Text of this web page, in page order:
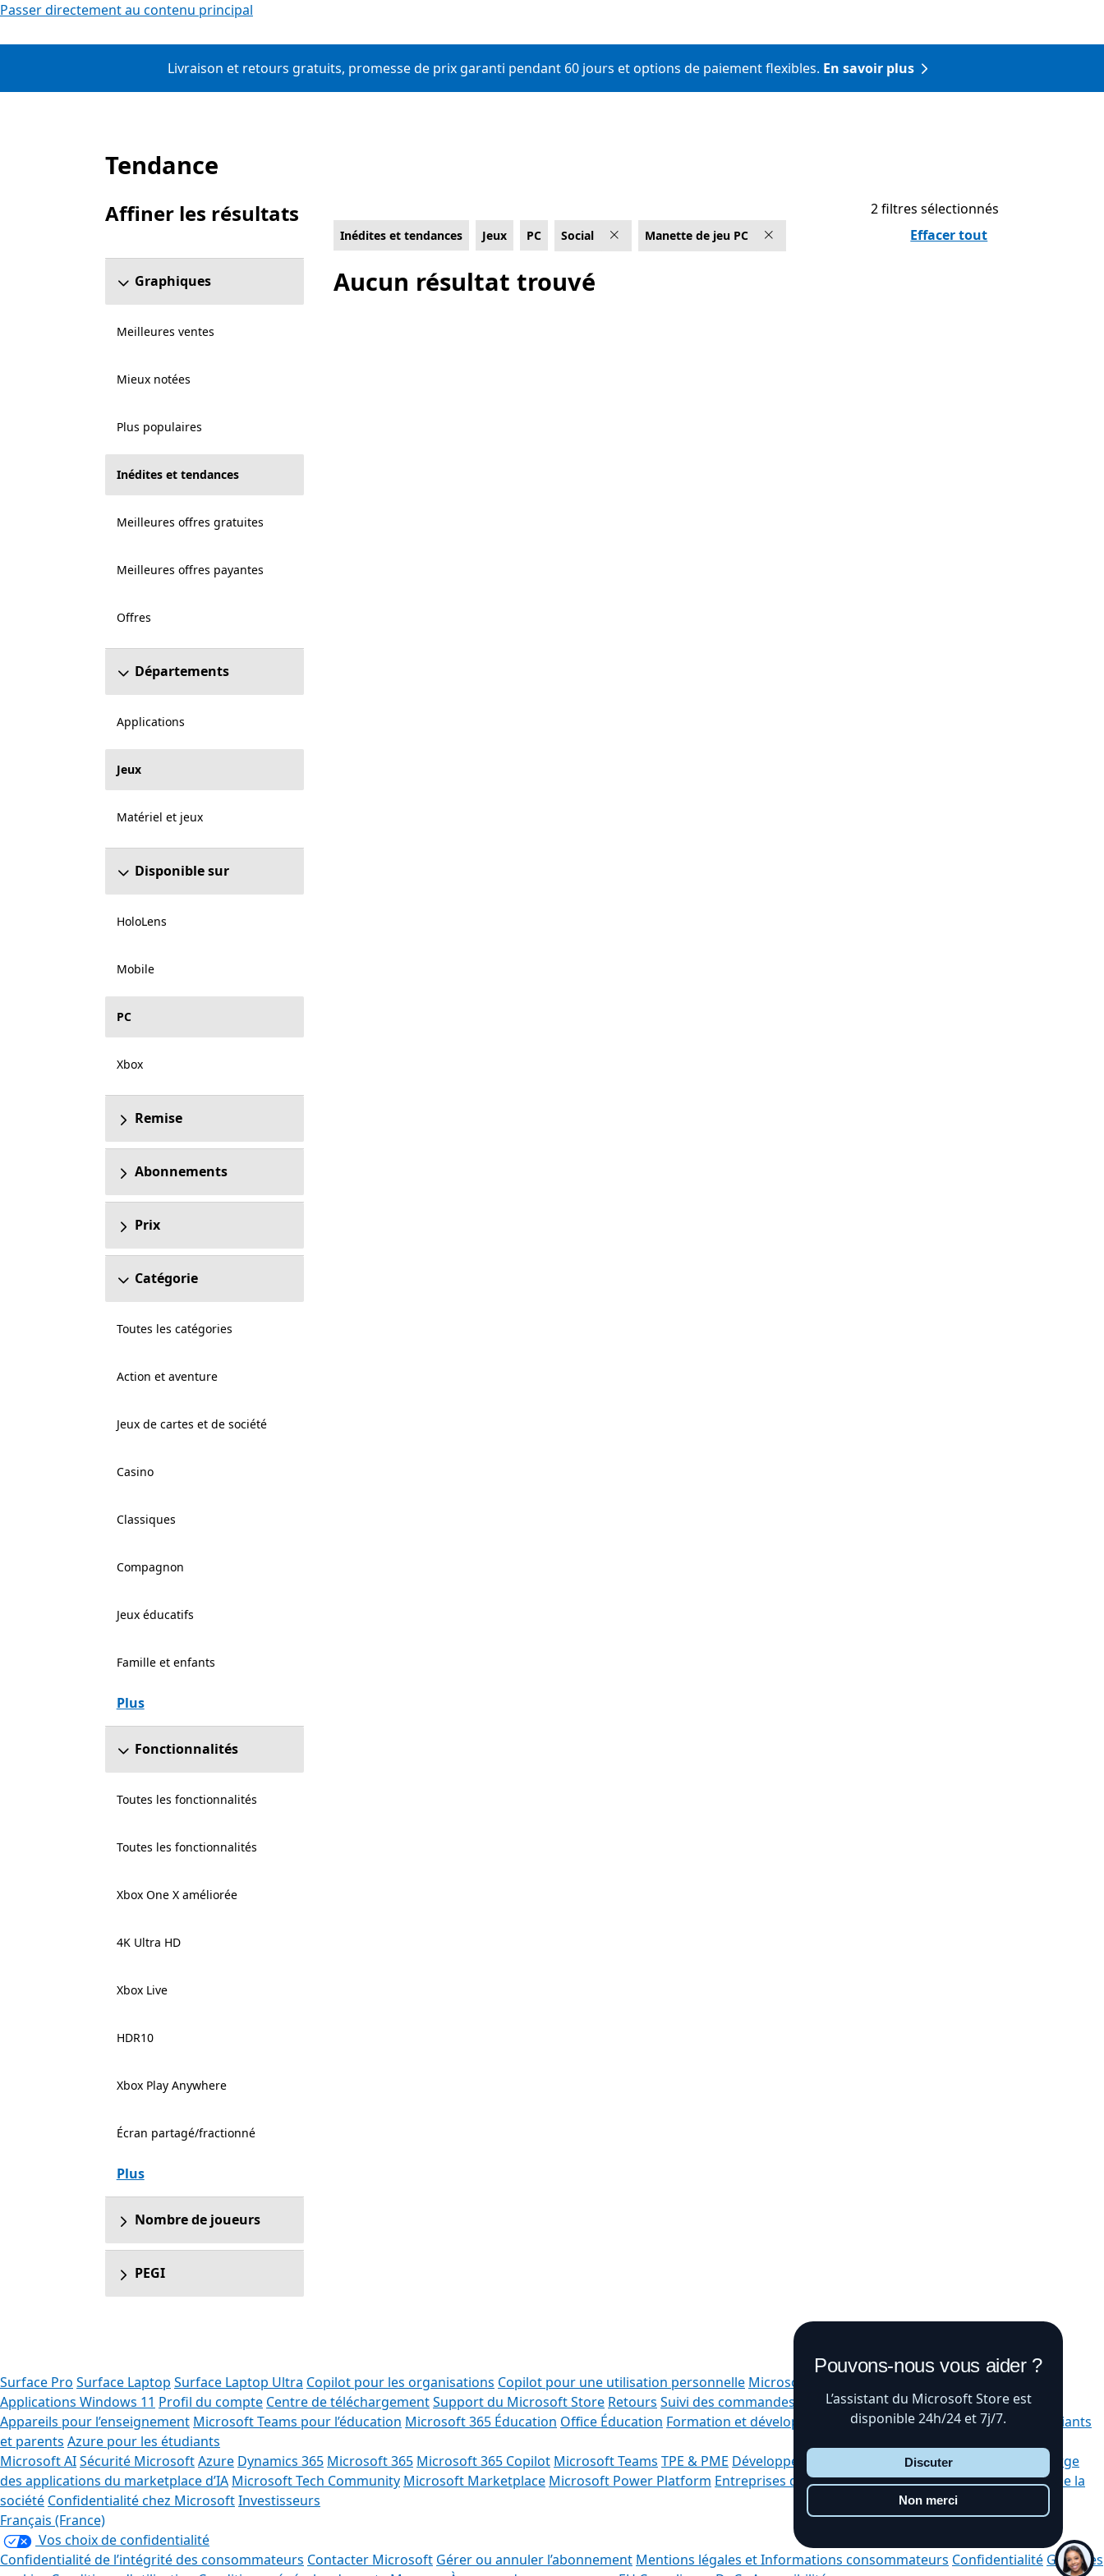
Passer directement au contenu principal
Livraison et retours gratuits, promesse de prix garanti pendant 60 jours et options de paiement flexibles. En savoir plus
Liste Microsoft.com
Tendance
Affiner les résultats
Graphiques
Meilleures ventes
Mieux notées
Plus populaires
Inédites et tendances
Meilleures offres gratuites
Meilleures offres payantes
Offres
Départements
Applications
Jeux
Matériel et jeux
Disponible sur
HoloLens
Mobile
PC
Xbox
Remise
Abonnements
Prix
Catégorie
Toutes les catégories
Action et aventure
Jeux de cartes et de société
Casino
Classiques
Compagnon
Jeux éducatifs
Famille et enfants
Plus
Fonctionnalités
Toutes les fonctionnalités
Toutes les fonctionnalités
Xbox One X améliorée
4K Ultra HD
Xbox Live
HDR10
Xbox Play Anywhere
Écran partagé/fractionné
Plus
Nombre de joueurs
PEGI
Inédites et tendances Jeux PC Social Manette de jeu PC
2 filtres sélectionnés
Effacer tout
Aucun résultat trouvé
Surface Pro Surface Laptop Surface Laptop Ultra Copilot pour les organisations Copilot pour une utilisation personnelle Microsoft 365
Applications Windows 11 Profil du compte Centre de téléchargementSupport du Microsoft Store Retours Suivi des commandes Recycler GarantiesMicrosoft Éducation
Appareils pour l’enseignement Microsoft Teams pour l’éducation Microsoft 365 Éducation Office Éducation Formation et développement des enseignantsOffres pour étudiants
et parents Azure pour les étudiants
Microsoft AISécurité MicrosoftAzure Dynamics 365 Microsoft 365 Microsoft 365 Copilot Microsoft Teams TPE & PME Développeur Microsoft Microsoft Learn
Prise en charge
des applications du marketplace d’IA Microsoft Tech Community Microsoft Marketplace Microsoft Power Platform Entreprises de logicielsVisual StudioEmploiActualités de la
société Confidentialité chez MicrosoftInvestisseurs
Français (France)
Vos choix de confidentialité
Confidentialité de l’intégrité des consommateurs Contacter Microsoft Gérer ou annuler l’abonnement Mentions légales et Informations consommateurs Confidentialité Gérer les
Pouvons-nous vous aider ?
L’assistant du Microsoft Store est
disponible 24h/24 et 7j/7.
Discuter
Non merci